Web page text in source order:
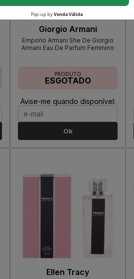
Giorgio Armani
Emporio Armani She De Giorgio
Armani Eau De Parfum Feminino
PRODUTO
ESGOTADO
Avise-me quando disponível:
Ok
Ellen Tracy